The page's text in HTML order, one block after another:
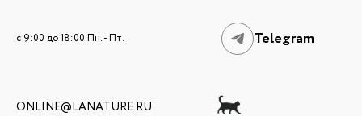
c 9:00 до 18:00 Пн. - Пт. Telegram
ONLINE@LANATURE.RU